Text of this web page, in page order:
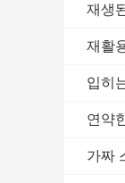
재생
재활
입히
연약
가짜